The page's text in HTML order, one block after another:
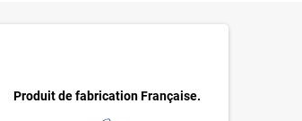
Produit de fabrication Française.